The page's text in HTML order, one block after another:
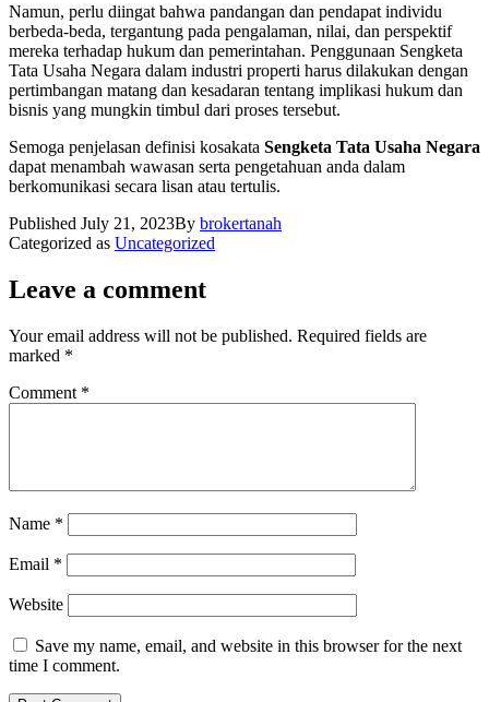
Namun, perlu diingat bahwa pandangan dan pendapat individu
berbeda-beda, tergantung pada pengalaman, nilai, dan perspektif
mereka terhadap hukum dan pemerintahan. Penggunaan Sengketa
Tata Usaha Negara dalam industri properti harus dilakukan dengan
pertimbangan matang dan kesadaran tentang implikasi hukum dan
bisnis yang mungkin timbul dari proses tersebut.
Semoga penjelasan definisi kosakata Sengketa Tata Usaha Negara
dapat menambah wawasan serta pengetahuan anda dalam
berkomunikasi secara lisan atau tertulis.
Published July 21, 2023By brokertanah
Categorized as Uncategorized
Leave a comment
Your email address will not be published. Required fields are
marked *
Comment *
Name *
Email *
Website
Save my name, email, and website in this browser for the next
time I comment.